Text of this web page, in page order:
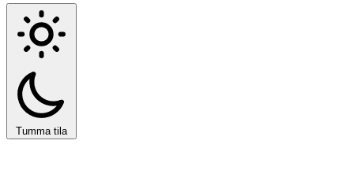
Tumma tila